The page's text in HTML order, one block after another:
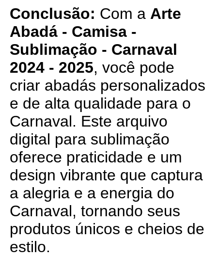
Conclusão: Com a Arte
Abadá - Camisa -
Sublimação - Carnaval
2024 - 2025, você pode
criar abadás personalizados
e de alta qualidade para o
Carnaval. Este arquivo
digital para sublimação
oferece praticidade e um
design vibrante que captura
a alegria e a energia do
Carnaval, tornando seus
produtos únicos e cheios de
estilo.